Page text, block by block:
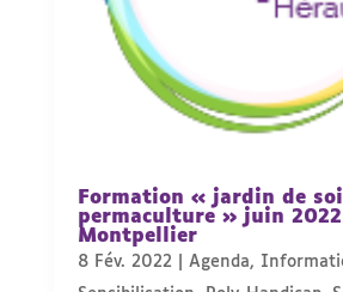
Formation « jardin de
permaculture » juin 2022
Montpellier
8 Fév. 2022 Agenda,